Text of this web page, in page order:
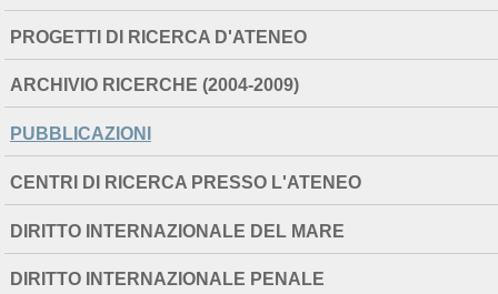
PROGETTI DI RICERCA D'ATENEO
ARCHIVIO RICERCHE (2004-2009)
PUBBLICAZIONI
CENTRI DI RICERCA PRESSO L'ATENEO
DIRITTO INTERNAZIONALE DEL MARE
DIRITTO INTERNAZIONALE PENALE